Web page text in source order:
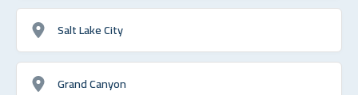
Salt Lake City
Grand Canyon